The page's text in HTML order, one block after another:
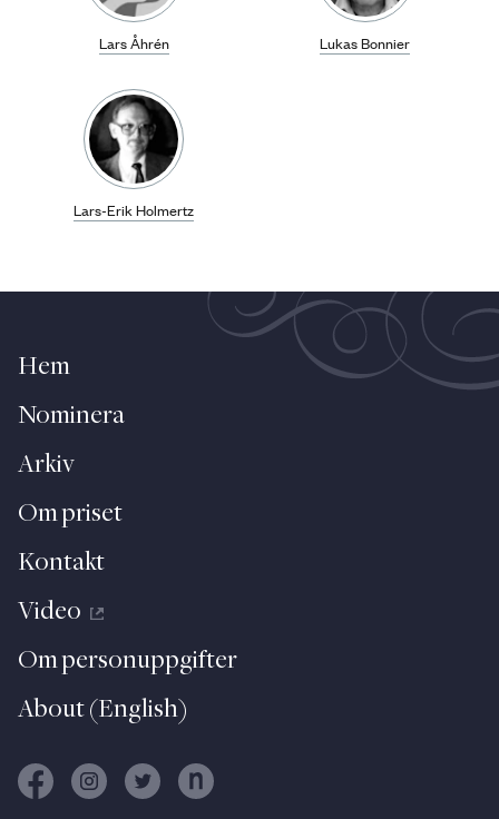
Lars Åhrén Lukas Bonnier
Lars-Erik Holmertz
Hem
Nominera
Arkiv
Om priset
Kontakt
Video
Om personuppgifter
About (English)